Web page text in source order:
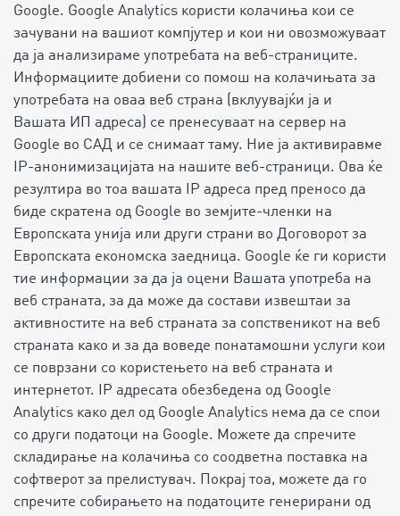
Google. Google Analytics користи колачиња кои се
зачувани на вашиот компјутер и кои ни овозможуваат
да ја анализираме употребата на веб-страниците.
Информациите добиени со помош на колачињата за
употребата на оваа веб страна (вклуувајќи ја и
Вашата ИП адреса) се пренесуваат на сервер на
Google во САД и се снимаат таму. Ние ја активиравме
IP-анонимизацијата на нашите веб-страници. Ова ќе
резултира во тоа вашата IP адреса пред преносо да
биде скратена од Google во земјите-членки на
Европската унија или други страни во Договорот за
Европската економска заедница. Google ќе ги користи
тие информации за да ја оцени Вашата употреба на
веб страната, за да може да состави извештаи за
активностите на веб страната за сопственикот на веб
страната како и за да воведе понатамошни услуги кои
се поврзани со користењето на веб страната и
интернетот. IP адресата обезбедена од Google
Analytics како дел од Google Analytics нема да се спои
со други податоци на Google. Можете да спречите
складирање на колачиња со соодветна поставка на
софтверот за прелистувач. Покрај тоа, можете да го
спречите собирањето на податоците генерирани од